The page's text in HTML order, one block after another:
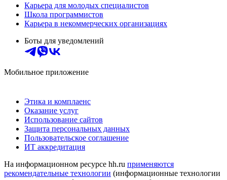
Карьера для молодых специалистов
Школа программистов
Карьера в некоммерческих организациях
Боты для уведомлений
Мобильное приложение
Этика и комплаенс
Оказание услуг
Использование сайтов
Защита персональных данных
Пользовательское соглашение
ИТ аккредитация
На информационном ресурсе hh.ru применяются
рекомендательные технологии (информационные технологии